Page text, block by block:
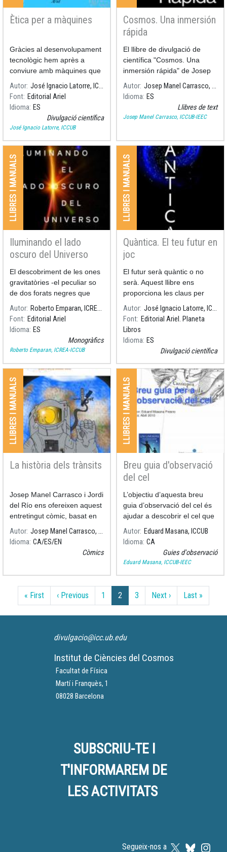
Ètica per a màquines
Gràcies al desenvolupament
tecnològic hem après a
conviure amb màquines que
ens superen en força física i
en poder de càlcul.
Autor
José Ignacio Latorre, ICCUB
Font Editorial Ariel
Idioma ES
Divulgació científica
José Ignacio Latorre, ICCUB
Cosmos. Una inmersión
rápida
El llibre de divulgació de
científica "Cosmos. Una
inmersión rápida" de Josep
Manel Carrasco, ha estat
publicat per l'editorial
Tibidabo ediciones. El llibre
fa un repàs sobre la
dia sense necessitat de tenir
coneixements previs. Forma
part de la col·lecció "Una
immersió ràpida" què,
combinant rigor i divulgació,
introdueix i aprofundeix en
temes actuals.
Autor
Josep Manel Carrasco, ICCUB-IEEC
Idioma ES
Llibres de text
Josep Manel Carrasco, ICCUB-IEEC
LLIBRES I MANUALS
Iluminando el lado
oscuro del Universo
El descobriment de les ones
gravitatòries -el peculiar so
de dos forats negres que
xoquen i es fonen un amb
altre- canviarà la nostra
manera d'imaginar l'univers:
a partir d'ara escoltarem la
seva banda sonora.
Autor
Roberto Emparan, ICREA-ICCUB
Font Editorial Ariel
Idioma ES
Monogràfics
Roberto Emparan, ICREA-ICCUB
LLIBRES I MANUALS
Quàntica. El teu futur en
joc
El futur serà quàntic o no
serà. Aquest llibre ens
proporciona les claus per
entendre una ciència que
està transformant el món en
què vivim.
Autor
José Ignacio Latorre, ICCUB
Font Editorial Ariel. Planeta
Libros
Idioma ES
Divulgació científica
LLIBRES I MANUALS
La història dels trànsits
Josep Manel Carrasco i Jordi
del Río ens ofereixen aquest
entretingut còmic, basat en
un text de Salvador Ribas.
Autor
Josep Manel Carrasco, ICCUB-IEEC
Idioma CA ES EN
Còmics
LLIBRES I MANUALS
Breu guia d'observació
del cel
L’objectiu d’aquesta breu
guia d’observació del cel és
ajudar a descobrir el cel que
podem observar des de les
nostres latituds al llarg de
Autor Eduard Masana, ICCUB
Idioma CA
Guies d'observació
Eduard Masana, ICCUB-IEEC
Paginació
« FirstPrimera pàgina
‹ Previous Pàgina anterior
1 2 3 Next ›Pàgina següent
Last »
divulgacio@icc.ub.edu
Institut de Ciències del Cosmos
Facultat de Física
Martí i Franquès, 1
08028 Barcelona
SUBSCRIU-TE I
T'INFORMAREM DE
LES ACTIVITATS
Segueix-nos a